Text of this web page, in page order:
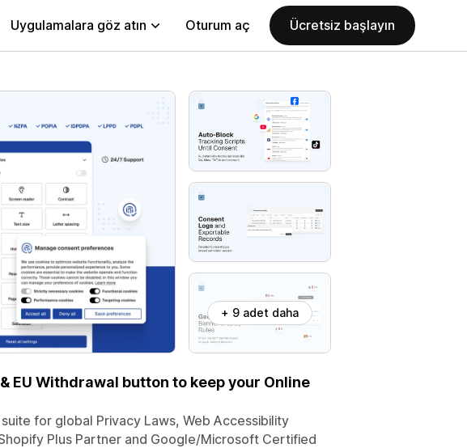
Uygulamalara göz atın Oturum aç Ücretsiz başlayın
+ 9 adet daha
EU Withdrawal button to keep your Online
for global Privacy Laws, Web Accessibility
Plus Partner and Google/Microsoft Certified